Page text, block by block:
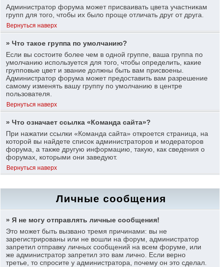
Администратор форума может присваивать цвета участникам
групп для того, чтобы их было проще отличать друг от друга.
Вернуться наверх
» Что такое группа по умолчанию?
Если вы состоите более чем в одной группе, ваша группа по
умолчанию используется для того, чтобы определить, какие
групповые цвет и звание должны быть вам присвоены.
Администратор форума может предоставить вам разрешение
самому изменять вашу группу по умолчанию в центре
пользователя.
Вернуться наверх
» Что означает ссылка «Команда сайта»?
При нажатии ссылки «Команда сайта» откроется страница, на
которой вы найдете список администраторов и модераторов
форума, а также другую информацию, такую, как сведения о
форумах, которыми они заведуют.
Вернуться наверх
Личные сообщения
» Я не могу отправлять личные сообщения!
Это может быть вызвано тремя причинами: вы не
зарегистрированы или не вошли на форум, администратор
запретил отправку личных сообщений на всем форуме, или
же администратор запретил это вам лично. Если верно
третье, то спросите у администратора, почему он это сделал.